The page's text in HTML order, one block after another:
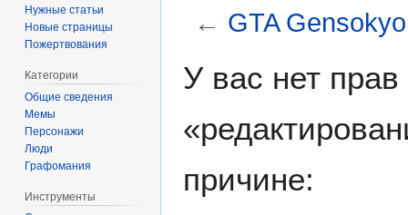
← GTA
У вас нет
причине:
Нужные статьи
Новые страницы
Пожертвования
Категории
Общие сведения
Мемы
Персонажи
Люди
Графомания
Инструменты